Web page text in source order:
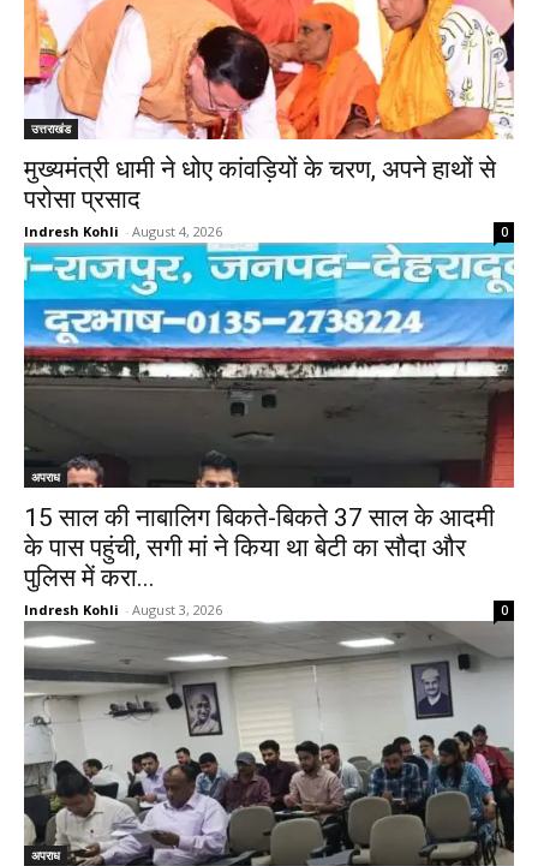
उत्तराखंड
मुख्यमंत्री धामी ने धोए कांवड़ियों के चरण, अपने हाथों से
परोसा प्रसाद
Indresh Kohli - August 4, 2026 0
अपराध
15 साल की नाबालिग बिकते-बिकते 37 साल के आदमी
के पास पहुंची, सगी मां ने किया था बेटी का सौदा और
पुलिस में करा...
Indresh Kohli - August 3, 2026 0
अपराध